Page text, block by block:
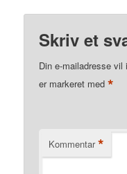
Skriv et
Din e-mailadresse
er markeret med*
Kommentar *